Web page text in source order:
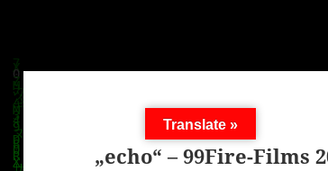
„echo“ – 99Fire-Films
Translate »